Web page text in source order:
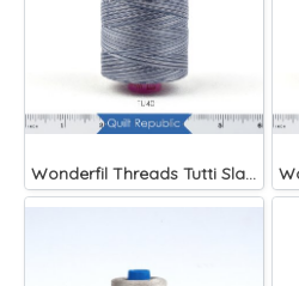
Wonderfil Threads Tutti Slate